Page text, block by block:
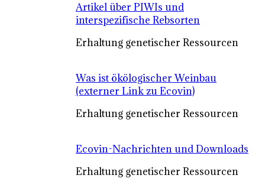
Artikel über PIWIs und
interspezifische Rebsorten
Erhaltung genetischer Ressourcen
Was ist ökölogischer Weinbau
(externer Link zu Ecovin)
Erhaltung genetischer Ressourcen
Ecovin-Nachrichten und Downloads
Erhaltung genetischer Ressourcen